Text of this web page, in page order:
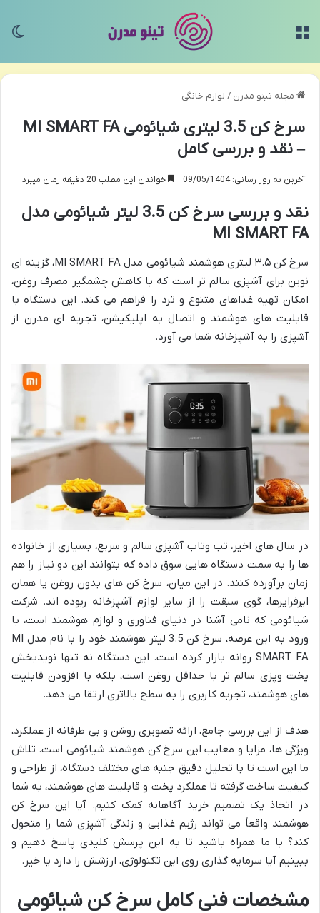
مجله تینو مدرن / لوازم خانگی
سرخ کن 3.5 لیتری شیائومی MI SMART FA
– نقد و بررسی کامل
آخرین به روز رسانی: 09/05/1404 خواندن این مطلب 20 دقیقه زمان میبرد
نقد و بررسی سرخ کن 3.5 لیتر شیائومی مدل
MI SMART FA
سرخ کن ۳.۵ لیتری هوشمند شیائومی مدل MI SMART FA، گزینه ای
نوین برای آشپزی سالم تر است که با کاهش چشمگیر مصرف روغن،
امکان تهیه غذاهای متنوع و ترد را فراهم می کند. این دستگاه با
قابلیت های هوشمند و اتصال به اپلیکیشن، تجربه ای مدرن از
آشپزی را به آشپزخانه شما می آورد.
در سال های اخیر، تب وتاب آشپزی سالم و سریع، بسیاری از خانواده
ها را به سمت دستگاه هایی سوق داده که بتوانند این دو نیاز را هم
زمان برآورده کنند. در این میان، سرخ کن های بدون روغن یا همان
ایرفرایرها، گوی سبقت را از سایر لوازم آشپزخانه ربوده اند. شرکت
شیائومی که نامی آشنا در دنیای فناوری و لوازم هوشمند است، با
ورود به این عرصه، سرخ کن 3.5 لیتر هوشمند خود را با نام مدل MI
SMART FA روانه بازار کرده است. این دستگاه نه تنها نویدبخش
پخت وپزی سالم تر با حداقل روغن است، بلکه با افزودن قابلیت
های هوشمند، تجربه کاربری را به سطح بالاتری ارتقا می دهد.
هدف از این بررسی جامع، ارائه تصویری روشن و بی طرفانه از عملکرد،
ویژگی ها، مزایا و معایب این سرخ کن هوشمند شیائومی است. تلاش
ما این است تا با تحلیل دقیق جنبه های مختلف دستگاه، از طراحی و
کیفیت ساخت گرفته تا عملکرد پخت و قابلیت های هوشمند، به شما
در اتخاذ یک تصمیم خرید آگاهانه کمک کنیم. آیا این سرخ کن
هوشمند واقعاً می تواند رژیم غذایی و زندگی آشپزی شما را متحول
کند؟ با ما همراه باشید تا به این پرسش کلیدی پاسخ دهیم و
ببینیم آیا سرمایه گذاری روی این تکنولوژی، ارزشش را دارد یا خیر.
مشخصات فنی کامل سرخ کن شیائومی